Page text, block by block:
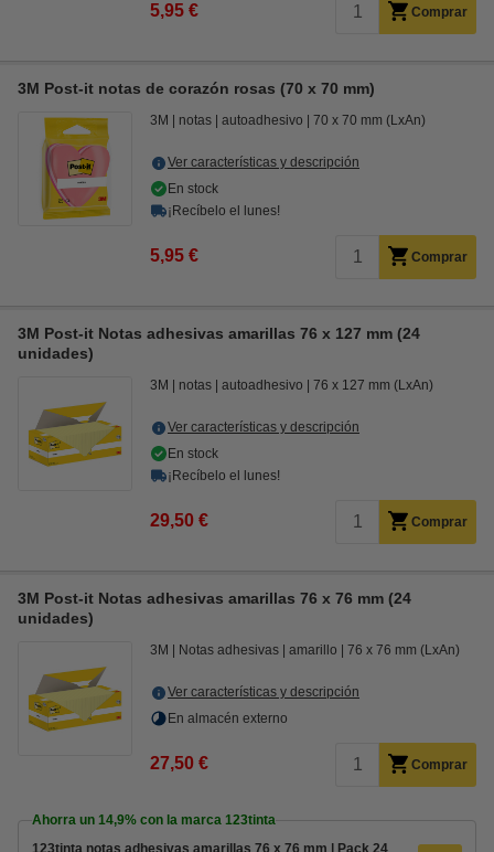
5,95 € Comprar
3M Post-it notas de corazón rosas (70 x 70 mm)
3M notas autoadhesivo 70 x 70 mm (LxAn)
Ver características y descripción
En stock
¡Recíbelo el lunes!
5,95 € Comprar
3M Post-it Notas adhesivas amarillas 76 x 127 mm (24
unidades)
3M notas autoadhesivo 76 x 127 mm (LxAn)
Ver características y descripción
En stock
¡Recíbelo el lunes!
29,50 € Comprar
3M Post-it Notas adhesivas amarillas 76 x 76 mm (24
unidades)
3M Notas adhesivas amarillo 76 x 76 mm (LxAn)
Ver características y descripción
En almacén externo
27,50 € Comprar
Ahorra un 14,9% con la marca 123tinta
123tinta notas adhesivas amarillas 76 x 76 mm | Pack 24